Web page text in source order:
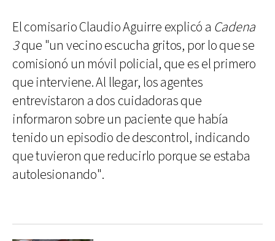
El comisario Claudio Aguirre explicó a Cadena
3que "un vecino escucha gritos, por lo que se
comisionó un móvil policial, que es el primero
que interviene. Al llegar, los agentes
entrevistaron a dos cuidadoras que
informaron sobre un paciente que había
tenido un episodio de descontrol, indicando
que tuvieron que reducirlo porque se estaba
autolesionando".